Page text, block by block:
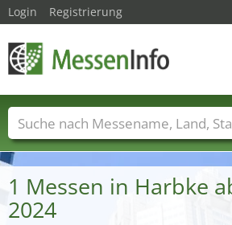
1 Messen in Harbke
2024
Login Registrierung
Messenamen Länder Städte
Dienstleisterbranchen